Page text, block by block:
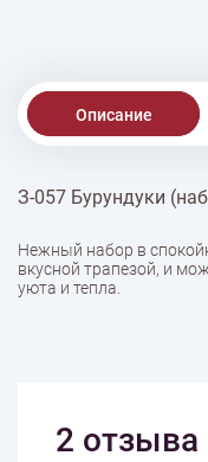
Описание
З-057 Бурундуки
Нежный набор в
вкусной трапезой, и
уюта и тепла.
2 отзыва